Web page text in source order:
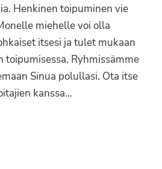
Henkinen toipuminen vie
miehelle voi olla
itsesi ja tulet mukaan
Ryhmissämme
Sinua polullasi. Ota itse
kanssa…